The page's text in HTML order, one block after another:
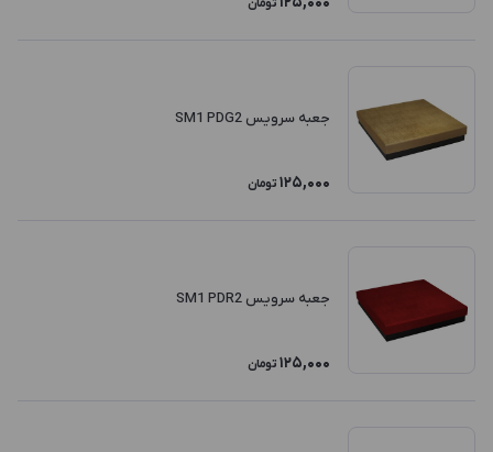
تومان
جعبه سرویس SM1 PDG2
125,000 تومان
جعبه سرویس SM1 PDR2
125,000 تومان